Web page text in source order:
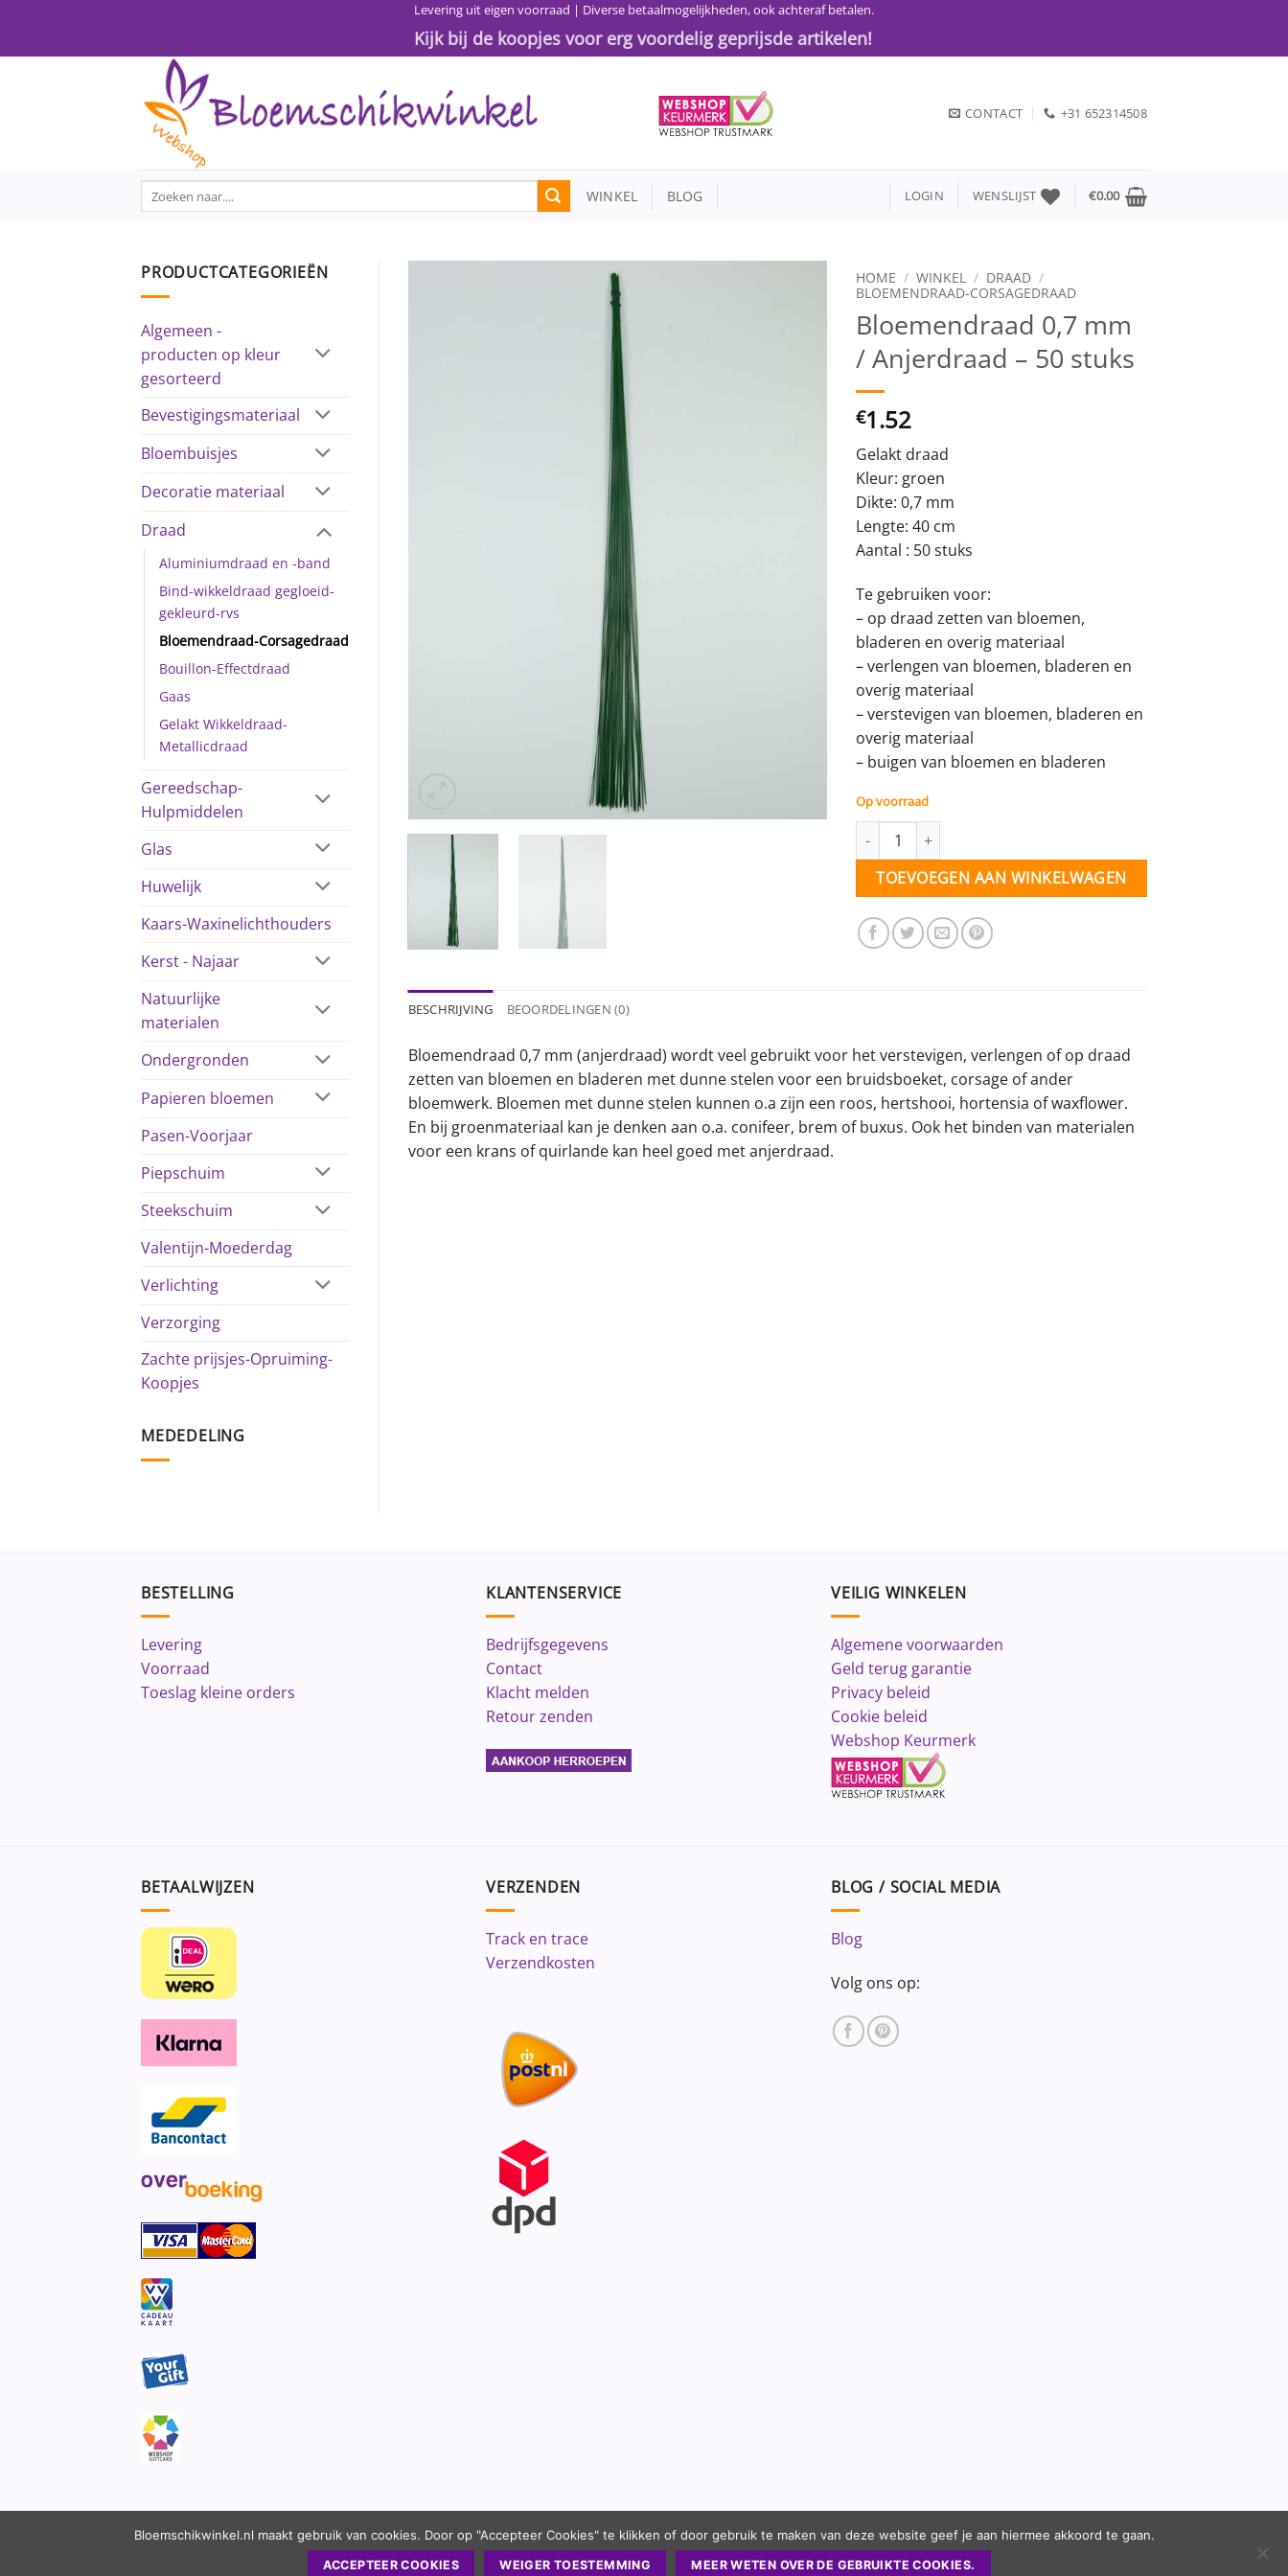
inhoud
Levering uit eigen voorraad | Diverse betaalmogelijkheden, ook achteraf betalen.
Kijk bij de koopjes voor erg voordelig geprijsde artikelen!
CONTACT +31 652314508
Zoeken
naar:
WINKEL BLOG LOGIN WENSLIJST €0.00
PRODUCTCATEGORIEËN
Algemeen -
producten op kleur
gesorteerd
Bevestigingsmateriaal
Bloembuisjes
Decoratie materiaal
Draad
Aluminiumdraad en -band
Bind-wikkeldraad gegloeid-
gekleurd-rvs
Bloemendraad-Corsagedraad
Bouillon-Effectdraad
Gaas
Gelakt Wikkeldraad-
Metallicdraad
Gereedschap-
Hulpmiddelen
Glas
Huwelijk
Kaars-Waxinelichthouders
Kerst - Najaar
Natuurlijke
materialen
Ondergronden
Papieren bloemen
Pasen-Voorjaar
Piepschuim
Steekschuim
Valentijn-Moederdag
Verlichting
Verzorging
Zachte prijsjes-Opruiming-
Koopjes
MEDEDELING
HOME / WINKEL / DRAAD /
BLOEMENDRAAD-CORSAGEDRAAD
Bloemendraad 0,7 mm
/ Anjerdraad – 50 stuks
€1.52
Gelakt draad
Kleur: groen
Dikte: 0,7 mm
Lengte: 40 cm
Aantal : 50 stuks
Te gebruiken voor:
– op draad zetten van bloemen,
bladeren en overig materiaal
– verlengen van bloemen, bladeren en
overig materiaal
– verstevigen van bloemen, bladeren en
overig materiaal
– buigen van bloemen en bladeren
Op voorraad
Bloemendraad 0,7 mm / Anjerdraad - 50 stuks aantal
TOEVOEGEN AAN WINKELWAGEN
BESCHRIJVING BEOORDELINGEN (0)
Bloemendraad 0,7 mm (anjerdraad) wordt veel gebruikt voor het verstevigen, verlengen of op draad
zetten van bloemen en bladeren met dunne stelen voor een bruidsboeket, corsage of ander
bloemwerk. Bloemen met dunne stelen kunnen o.a zijn een roos, hertshooi, hortensia of waxflower.
En bij groenmateriaal kan je denken aan o.a. conifeer, brem of buxus. Ook het binden van materialen
voor een krans of quirlande kan heel goed met anjerdraad.
BESTELLING
Levering
Voorraad
Toeslag kleine orders
KLANTENSERVICE
Bedrijfsgegevens
Contact
Klacht melden
Retour zenden
VEILIG WINKELEN
Algemene voorwaarden
Geld terug garantie
Privacy beleid
Cookie beleid
Webshop Keurmerk
BETAALWIJZEN VERZENDEN
Track en trace
Verzendkosten
BLOG / SOCIAL MEDIA
Blog
Volg ons op:
Bloemschikwinkel
Bloemschikwinkel.nl maakt gebruik van cookies. Door op "Accepteer Cookies" te klikken of door gebruik te maken van deze website geef je aan hiermee akkoord te gaan.
ACCEPTEER COOKIES WEIGER TOESTEMMING MEER WETEN OVER DE GEBRUIKTE COOKIES.